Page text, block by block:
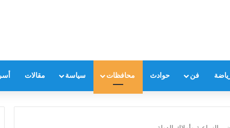
فن حوادث محافظات سياسة مقالات